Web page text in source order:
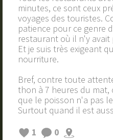
minutes, ce sont ceux
voyages des touristes.
patience pour ce genre
restaurant où il n'y
Et je suis très exigeant
nourriture.
Bref, contre toute
thon à 7 heures du mat,
que le poisson n'a pas
Surtout quand il est
1
0